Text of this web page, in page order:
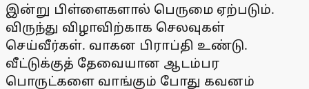
இன்று பிள்ளைகளால் பெருமை ஏற்படும்.
விருந்து விழாவிற்காக செலவுகள்
செய்வீர்கள். வாகன பிராப்தி உண்டு.
வீட்டுக்குத் தேவையான ஆடம்பர
பொருட்களை வாங்கும் போது கவனம்